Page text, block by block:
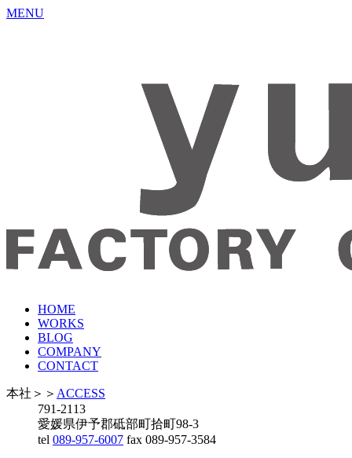
MENU
HOME
WORKS
BLOG
COMPANY
CONTACT
本社 ＞＞ ACCESS
791-2113
愛媛県伊予郡砥部町拾町98-3
tel 089-957-6007 fax 089-957-3584